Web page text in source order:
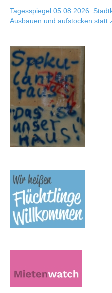
Tagesspiegel 05.08.2026:
Ausbauen und aufstocken statt